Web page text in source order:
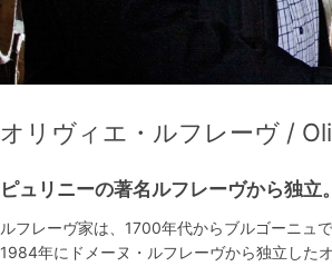
オリヴィエ・ルフレーヴ /
ピュリニーの著名ルフレーヴから独立
ルフレーヴ家は、1700年代からブルゴーニュ
1984年にドメーヌ・ルフレーヴから独立した